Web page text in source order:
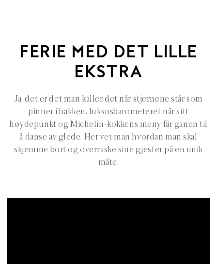
FERIE MED DET LILLE
EKSTRA
Ja, det er det man kaller det når stjernene står som
pinner i bakken, luksusbarometeret når sitt
høydepunkt og Michelin-kokkens meny får ganen til
å danse av glede. Her vet man hvordan man skal
skjemme bort og overraske sine gjester på en unik
måte.